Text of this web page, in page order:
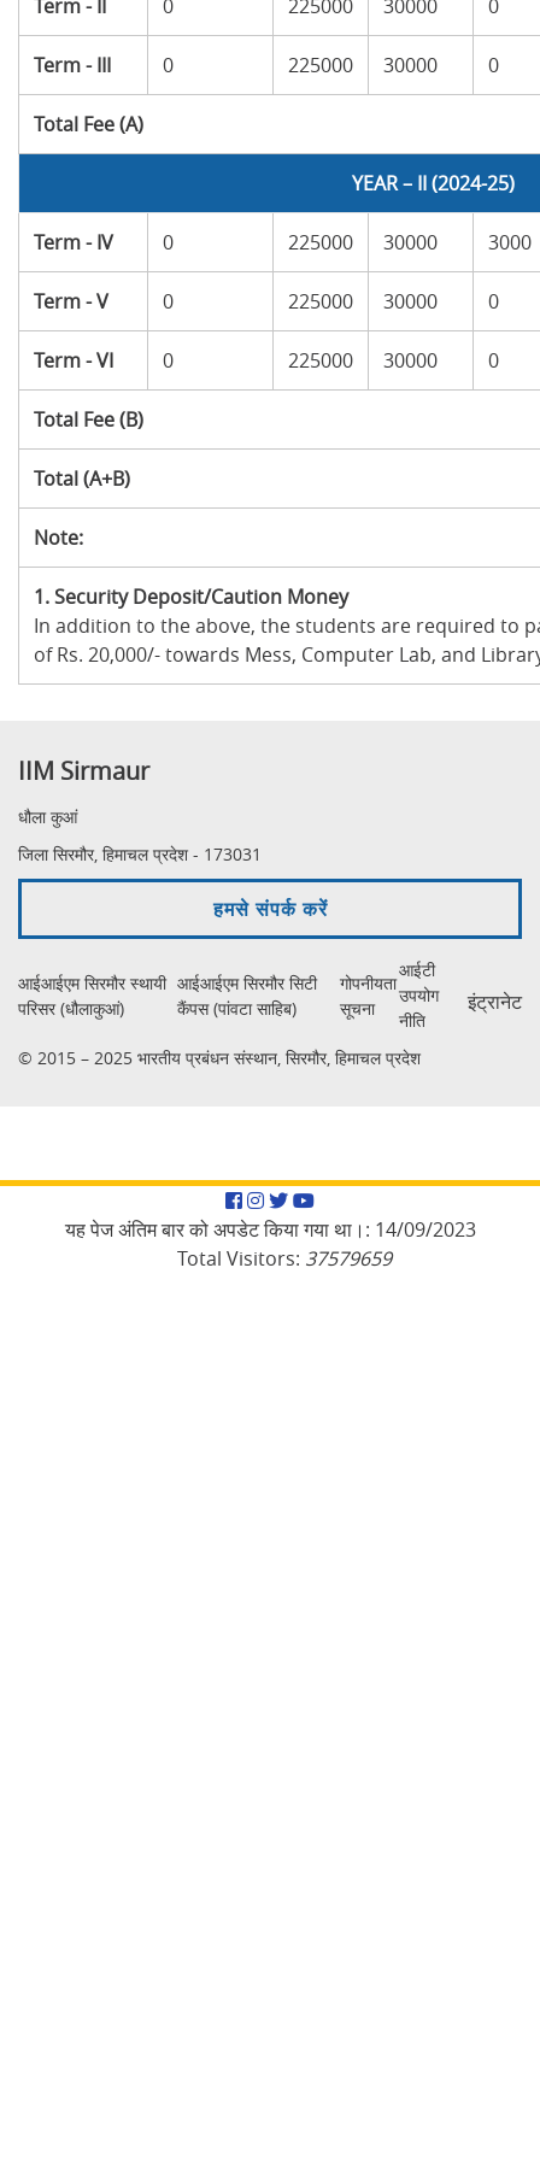
Term - II 0 225000 30000 0
Term - III 0 225000 30000 0
Total Fee (A)
YEAR – II (2024-25)
Term - IV 0 225000 30000 3000
Term - V 0 225000 30000 0
Term - VI 0 225000 30000 0
Total Fee (B)
Total (A+B)
Note:
1.Security Deposit/Caution Money
In addition to the above, the students are required to
of Rs. 20,000/- towards Mess, Computer Lab, and
IIM Sirmaur
धौला कुआं
जिला सिरमौर, हिमाचल प्रदेश - 173031
हमसे संपर्क करें
आईआईएम सिरमौर स्थायी
परिसर (धौलाकुआं)
आईआईएम सिरमौर सिटी
कैंपस (पांवटा साहिब)
गोपनीयता
सूचना
आईटी
उपयोग
नीति
इंट्रानेट
© 2015 – 2025 भारतीय प्रबंधन संस्थान, सिरमौर, हिमाचल प्रदेश
Facebook
Instagram
Twitter
YouTube
यह पेज अंतिम बार को अपडेट किया गया था।: 14/09/2023
Total Visitors: 37579659